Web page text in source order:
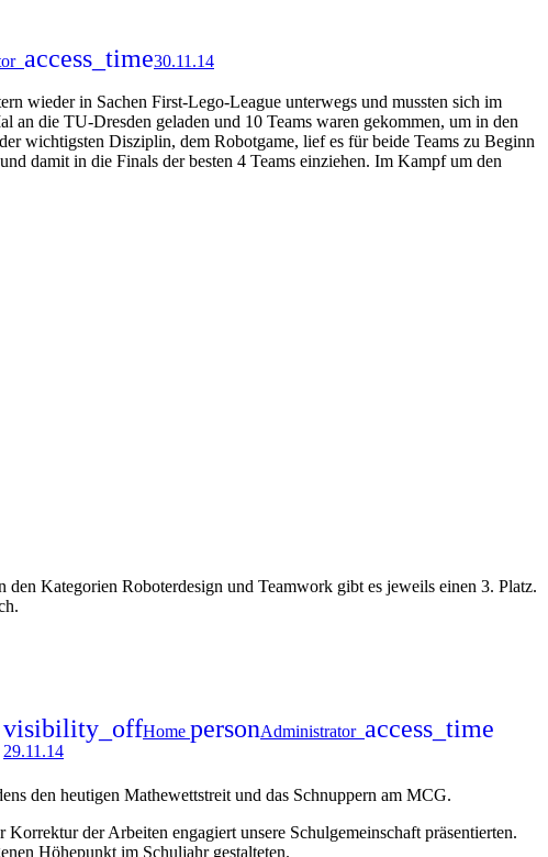
access_time30.11.14
wieder in Sachen First-Lego-League unterwegs und mussten sich im
an die TU-Dresden geladen und 10 Teams waren gekommen, um in den
wichtigsten Disziplin, dem Robotgame, lief es für beide Teams zu Beginn
damit in die Finals der besten 4 Teams einziehen. Im Kampf um den
Kategorien Roboterdesign und Teamwork gibt es jeweils einen 3. Platz.
visibility_offHome personAdministrator access_time
29.11.14
den heutigen Mathewettstreit und das Schnuppern am MCG.
der Arbeiten engagiert unsere Schulgemeinschaft präsentierten.
Höhepunkt im Schuljahr gestalteten.